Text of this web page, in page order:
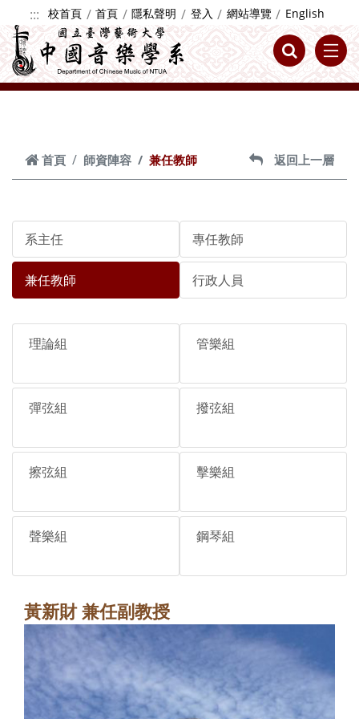
跳到主要內容
::: 校首頁 首頁 隱私聲明 登入 網站導覽 English
首頁 師資陣容 兼任教師 返回上一層
系主任 專任教師
兼任教師 行政人員
理論組 管樂組
彈弦組 撥弦組
擦弦組 擊樂組
聲樂組 鋼琴組
黃新財 兼任副教授